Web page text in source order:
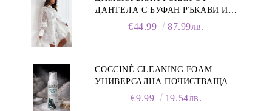
ДАНТЕЛА С БУФАН РЪКАВИ И
€44.99 87.99лв.
COCCINÉ CLEANING FOAM
УНИВЕРСАЛНА ПОЧИСТВАЩА
ПЯНА ЗА ОБУВКИ, 150 МЛ
€9.99 19.54лв.